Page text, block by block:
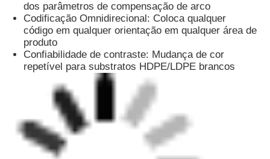
notícias
Pedir um orçamento
Máquina de marcação a laser de fibra
máquina handheld da marcação do laser
dos parâmetros de compensação de arco
Codificação Omnidirecional: Coloca qualquer
código em qualquer orientação em qualquer área de
produto
Confiabilidade de contraste: Mudança de cor
repetível para substratos HDPE/LDPE brancos